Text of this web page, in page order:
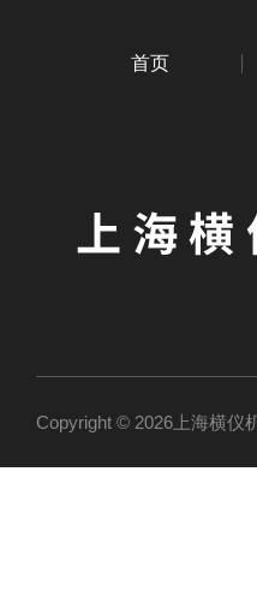
首页
Copyright © 2026上海横